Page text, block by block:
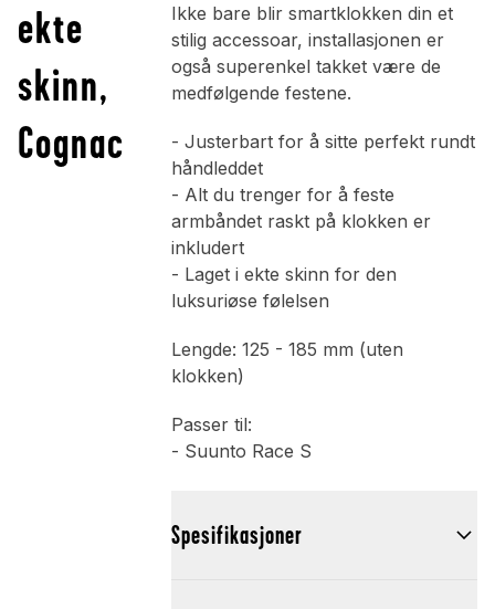
ekte
skinn,
Cognac
Ikke bare blir smartklokken din et
stilig accessoar, installasjonen er
også superenkel takket være de
medfølgende festene.
- Justerbart for å sitte perfekt rundt
håndleddet
- Alt du trenger for å feste
armbåndet raskt på klokken er
inkludert
- Laget i ekte skinn for den
luksuriøse følelsen
Lengde: 125 - 185 mm (uten
klokken)
Passer til:
- Suunto Race S
Spesifikasjoner